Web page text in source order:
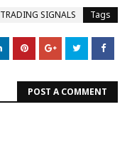
Tags
TRADING SIGNALS
POST A COMMENT